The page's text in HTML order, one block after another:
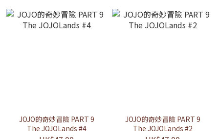
JOJO的奇妙冒險 PART 9
The JOJOLands #4
JOJO的奇妙冒險 PART 9
The JOJOLands #2